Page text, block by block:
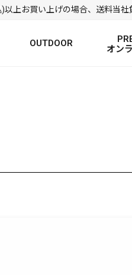
以上お買い上げの場合、送料当社
OUTDOOR
オン